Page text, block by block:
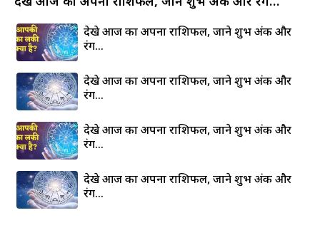
देखे आज का अपना राशिफल, जाने शुभ अंक और
रंग…
देखे आज का अपना राशिफल, जाने शुभ अंक और
रंग…
देखे आज का अपना राशिफल, जाने शुभ अंक और
रंग…
देखे आज का अपना राशिफल, जाने शुभ अंक और
रंग…